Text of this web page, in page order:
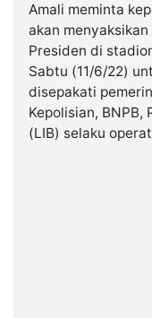
Kabarbaru.co
2026
Kabarbaru
Media
Holding
Amali meminta
akan
Presiden di
Sabtu (11/6/22)
disepakati
Kepolisian, BNPB,
(LIB) selaku